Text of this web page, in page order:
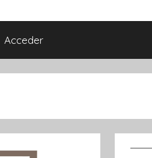
Acceder